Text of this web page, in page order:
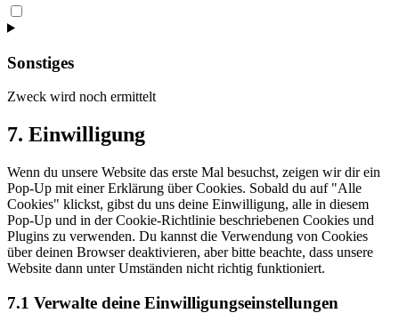
Consent
to
linkedin
Sonstiges
Zweck wird noch ermittelt
Consent
to
sonstiges
7. Einwilligung
Wenn du unsere Website das erste Mal besuchst, zeigen wir dir ein
Pop-Up mit einer Erklärung über Cookies. Sobald du auf "Alle
Cookies" klickst, gibst du uns deine Einwilligung, alle in diesem
Pop-Up und in der Cookie-Richtlinie beschriebenen Cookies und
Plugins zu verwenden. Du kannst die Verwendung von Cookies
über deinen Browser deaktivieren, aber bitte beachte, dass unsere
Website dann unter Umständen nicht richtig funktioniert.
7.1 Verwalte deine Einwilligungseinstellungen